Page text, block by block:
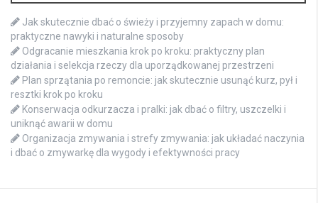
Jak skutecznie dbać o świeży i przyjemny zapach w domu:
praktyczne nawyki i naturalne sposoby
Odgracanie mieszkania krok po kroku: praktyczny plan
działania i selekcja rzeczy dla uporządkowanej przestrzeni
Plan sprzątania po remoncie: jak skutecznie usunąć kurz, pył i
resztki krok po kroku
Konserwacja odkurzacza i pralki: jak dbać o filtry, uszczelki i
uniknąć awarii w domu
Organizacja zmywania i strefy zmywania: jak układać naczynia
i dbać o zmywarkę dla wygody i efektywności pracy